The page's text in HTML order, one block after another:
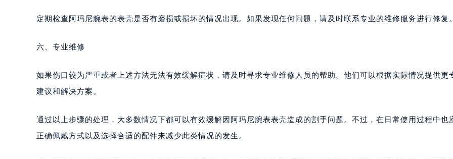
定期检查阿玛尼腕表的表壳是否有磨损或损坏的情况出现。如果发现任何问题，请及时联系专业的维修服务进行修复。
六、专业维修
如果伤口较为严重或者上述方法无法有效缓解症状，请及时寻求专业维修人员的帮助。他们可以根据实际情况提供更
建议和解决方案。
通过以上步骤的处理，大多数情况下都可以有效缓解因阿玛尼腕表表壳造成的割手问题。不过，在日常使用过程中也
正确佩戴方式以及选择合适的配件来减少此类情况的发生。